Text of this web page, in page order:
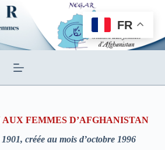
FEMMES D’AFGHANISTAN
créée au mois d’octobre 1996
FR